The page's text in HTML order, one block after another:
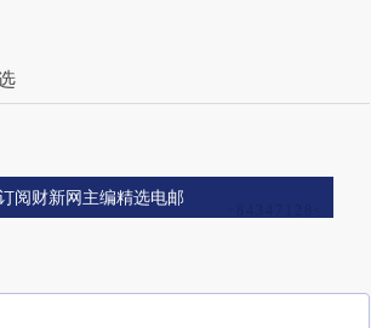
阅财新网主编精选电邮